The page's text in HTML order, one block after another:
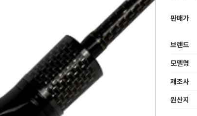
판매가
브랜드
모델명
제조사
원산지